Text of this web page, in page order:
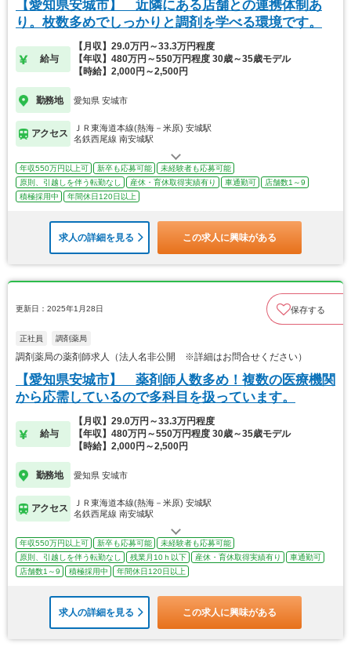
【愛知県安城市】 近隣にある店舗との連携体制あ
り。枚数多めでしっかりと調剤を学べる環境です。
給与
【月収】29.0万円～33.3万円程度
【年収】480万円～550万円程度 30歳～35歳モデル
【時給】2,000円～2,500円
勤務地 愛知県 安城市
アクセス
ＪＲ東海道本線(熱海－米原) 安城駅
名鉄西尾線 南安城駅
年収550万円以上可 新卒も応募可能
未経験者も応募可能
原則、引越しを伴う転勤なし
産休・育休取得実績有り 車通勤可
店舗数1～9
積極採用中
年間休日120日以上
求人の詳細を見る この求人に興味がある
更新日：2025年1月28日 保存する
正社員 調剤薬局
調剤薬局の薬剤師求人（法人名非公開 ※詳細はお問合せください）
【愛知県安城市】 薬剤師人数多め！複数の医療機関
から応需しているので多科目を扱っています。
給与
【月収】29.0万円～33.3万円程度
【年収】480万円～550万円程度 30歳～35歳モデル
【時給】2,000円～2,500円
勤務地 愛知県 安城市
アクセス
ＪＲ東海道本線(熱海－米原) 安城駅
名鉄西尾線 南安城駅
年収550万円以上可 新卒も応募可能
未経験者も応募可能
原則、引越しを伴う転勤なし
残業月10ｈ以下 産休・育休取得実績有り
車通勤可
店舗数1～9
積極採用中 年間休日120日以上
求人の詳細を見る この求人に興味がある